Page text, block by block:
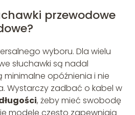
przewodowe
wyboru. Dla wielu
słuchawki są nadal
opóźnienia i nie
Wystarczy zadbać o kabel w
, żeby mieć swobodę